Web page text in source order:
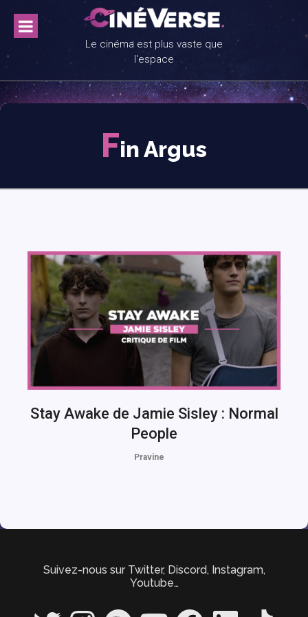
content
Le cinéma est plus vaste que
l'espace
Fin Argus
Stay Awake de Jamie Sisley : Normal
People
Pravine
Suivez-nous sur Twitter, Discord, Instagram,
Youtube…
Twitter InstagramSpotify YouTube FacebookLinkedIn TikTok